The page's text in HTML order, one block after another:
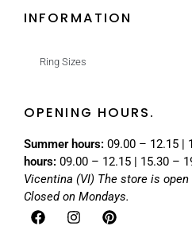
INFORMATION
Ring Sizes
OPENING HOURS.
Summer hours: 09.00 – 12.15 |
hours: 09.00 – 12.15 | 15.30 –
Vicentina (VI) The store is open
Closed on Mondays.